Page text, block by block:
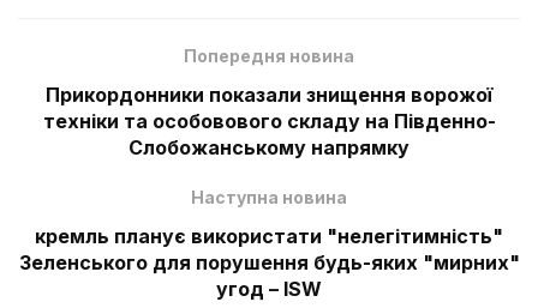
Попередня новина
Прикордонники показали знищення ворожої
техніки та особовового складу на Південно-
Слобожанському напрямку
Наступна новина
кремль планує використати "нелегітимність"
Зеленського для порушення будь-яких "мирних"
угод – ISW